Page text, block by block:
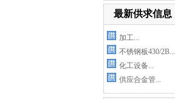
最新供求信息
加工...
不锈钢板430/2B...
化工设备...
供应合金管...